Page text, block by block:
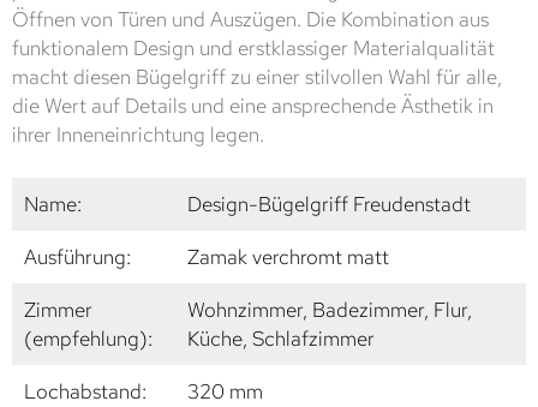
Öffnen von Türen und Auszügen. Die Kombination aus
funktionalem Design und erstklassiger Materialqualität
macht diesen Bügelgriff zu einer stilvollen Wahl für alle,
die Wert auf Details und eine ansprechende Ästhetik in
ihrer Inneneinrichtung legen.
Name:
Design-Bügelgriff Freudenstadt
Ausführung:
Zamak verchromt matt
Zimmer
(empfehlung):
Wohnzimmer, Badezimmer, Flur,
Küche, Schlafzimmer
Lochabstand:
320 mm